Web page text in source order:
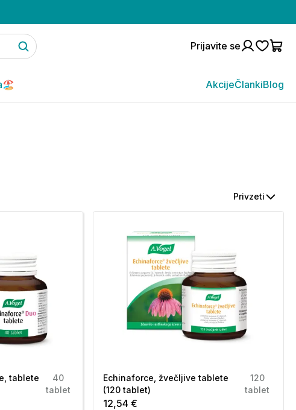
Prijavite se
AkcijeČlankiBlog
Privzeti
tablete
40
tablet
Echinaforce, žvečljive tablete
(120 tablet)
120
tablet
12,54 €